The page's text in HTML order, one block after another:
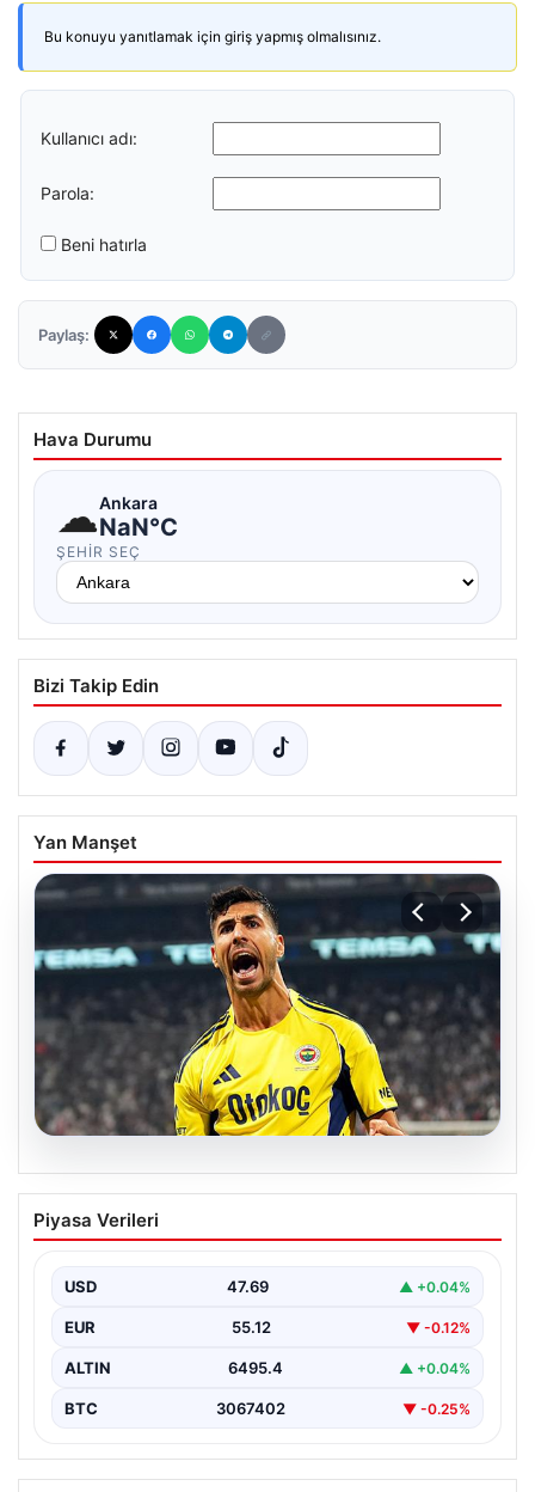
Bu konuyu yanıtlamak için giriş yapmış olmalısınız.
Kullanıcı adı:
Parola:
Beni hatırla
Paylaş:
Hava Durumu
☁Ankara
NaN°C
ŞEHIR SEÇ
Bizi Takip Edin
Yan Manşet
03.08.2026
İsmail Kartal ile Asensio arasında
deprem!
Piyasa Verileri
USD 47.69 ▲ +0.04%
EUR 55.12 ▼ -0.12%
ALTIN 6495.4 ▲ +0.04%
BTC 3067402 ▼ -0.25%